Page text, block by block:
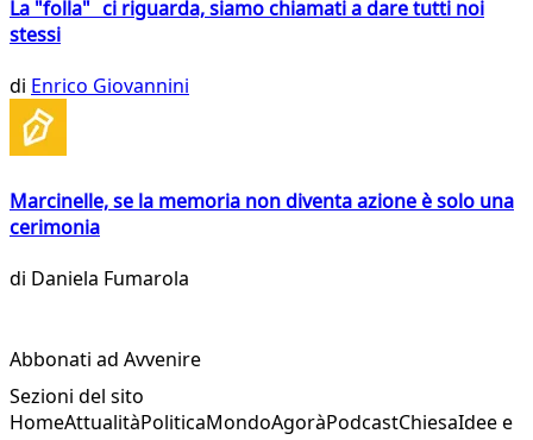
La "folla" ci riguarda, siamo chiamati a dare tutti noi
stessi
di Enrico Giovannini
Marcinelle, se la memoria non diventa azione è solo una
cerimonia
di Daniela Fumarola
Abbonati ad Avvenire
Sezioni del sito
HomeAttualitàPoliticaMondoAgoràPodcastChiesaIdee e